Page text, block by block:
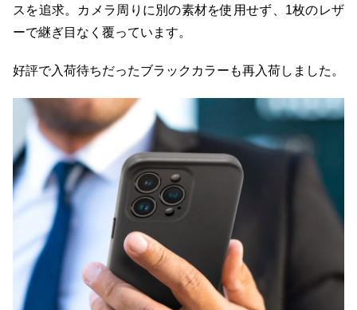
スを追求。カメラ周りに別の素材を使用せず、1枚のレザ
ーで継ぎ目なく覆っています。
好評で入荷待ちだったブラックカラーも再入荷しました。